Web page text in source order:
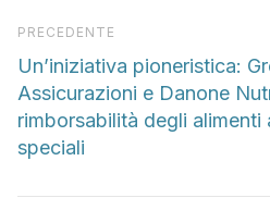
Articolo precedente
PRECEDENTE
Un’iniziativa pioneristica:
Assicurazioni e Danone
rimborsabilità degli alimenti
speciali